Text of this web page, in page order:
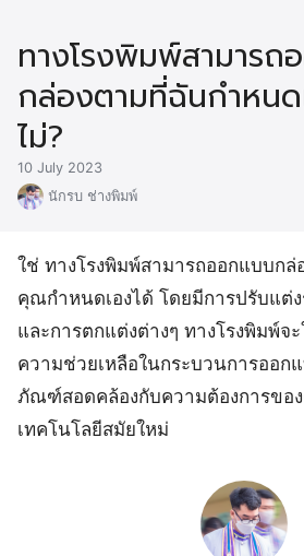
ทางโรงพิมพ์สามารถ
กล่องตามที่ฉันกำหนด
ไม่?
10 July 2023
นักรบ ช่างพิมพ์
ใช่ ทางโรงพิมพ์สามารถออกแบบก
คุณกำหนดเองได้ โดยมีการปรับแต่
และการตกแต่งต่างๆ ทางโรงพิมพ์จ
ความช่วยเหลือในกระบวนการออก
ภัณฑ์สอดคล้องกับความต้องการขอ
เทคโนโลยีสมัยใหม่